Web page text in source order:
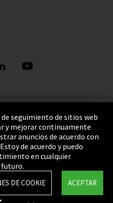
seguimiento de sitios web
y mejorar continuamente
anuncios de acuerdo con
de acuerdo y puedo
en cualquier
ACEPTAR
DE COOKIE